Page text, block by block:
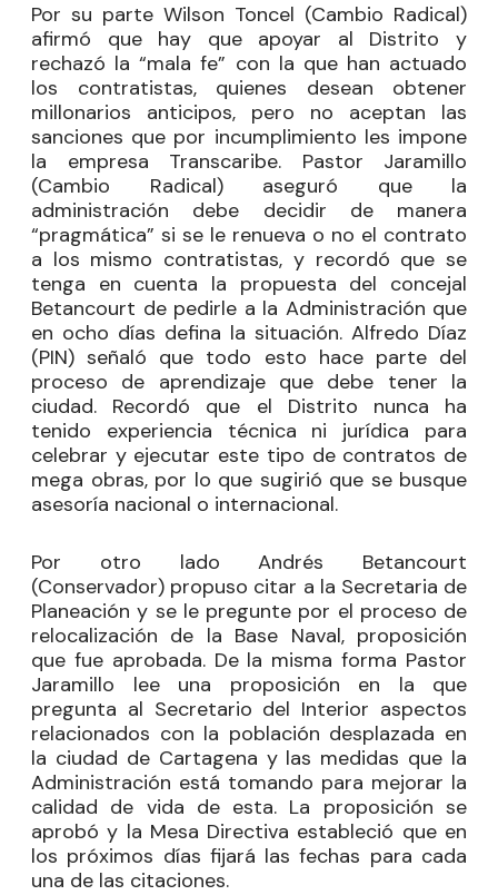
Por su parte Wilson Toncel (Cambio Radical)
afirmó que hay que apoyar al Distrito y
rechazó la “mala fe” con la que han actuado
los contratistas, quienes desean obtener
millonarios anticipos, pero no aceptan las
sanciones que por incumplimiento les impone
la empresa Transcaribe. Pastor Jaramillo
(Cambio Radical) aseguró que la
administración debe decidir de manera
“pragmática” si se le renueva o no el contrato
a los mismo contratistas, y recordó que se
tenga en cuenta la propuesta del concejal
Betancourt de pedirle a la Administración que
en ocho días defina la situación. Alfredo Díaz
(PIN) señaló que todo esto hace parte del
proceso de aprendizaje que debe tener la
ciudad. Recordó que el Distrito nunca ha
tenido experiencia técnica ni jurídica para
celebrar y ejecutar este tipo de contratos de
mega obras, por lo que sugirió que se busque
asesoría nacional o internacional.
Por otro lado Andrés Betancourt
(Conservador) propuso citar a la Secretaria de
Planeación y se le pregunte por el proceso de
relocalización de la Base Naval, proposición
que fue aprobada. De la misma forma Pastor
Jaramillo lee una proposición en la que
pregunta al Secretario del Interior aspectos
relacionados con la población desplazada en
la ciudad de Cartagena y las medidas que la
Administración está tomando para mejorar la
calidad de vida de esta. La proposición se
aprobó y la Mesa Directiva estableció que en
los próximos días fijará las fechas para cada
una de las citaciones.